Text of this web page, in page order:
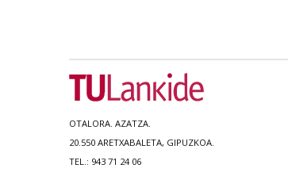
OTALORA. AZATZA.
20.550 ARETXABALETA, GIPUZKOA.
TEL.: 943 71 24 06